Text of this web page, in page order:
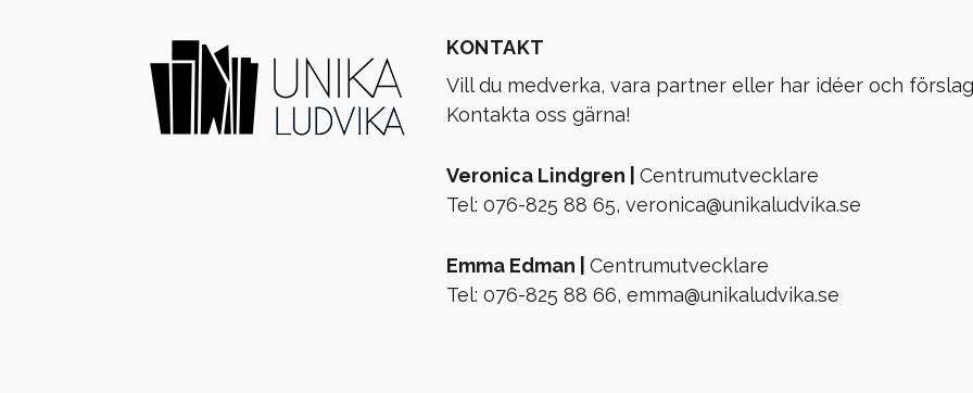
KONTAKT
Vill du medverka, vara partner eller har idéer och
Kontakta oss gärna!
Veronica Lindgren |Centrumutvecklare
Tel: 076-825 88 65,veronica@unikaludvika.se
Emma Edman |Centrumutvecklare
Tel: 076-825 88 66,emma@unikaludvika.se